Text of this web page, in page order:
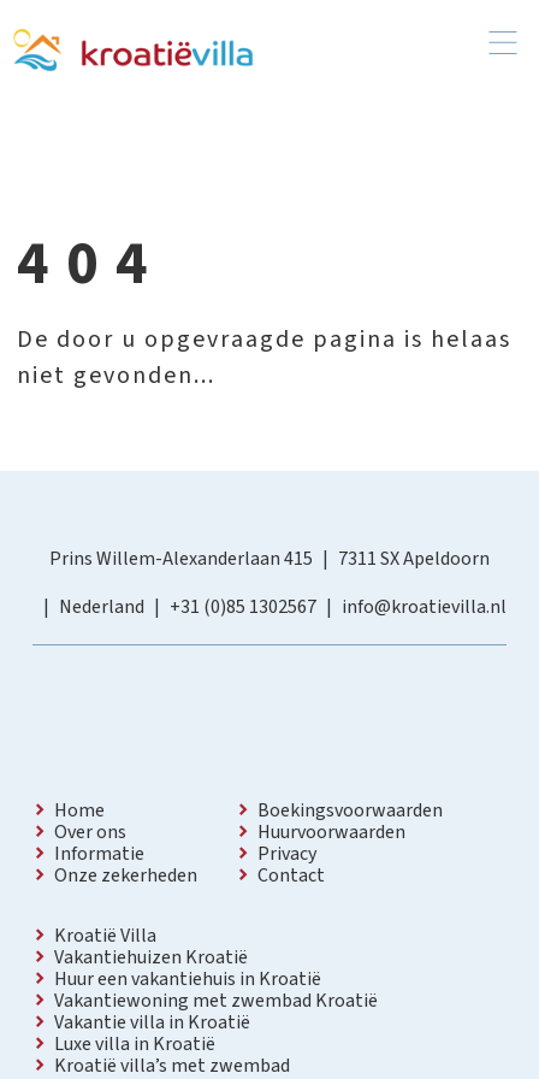
404
De door u opgevraagde pagina is helaas
niet gevonden...
Prins Willem-Alexanderlaan 415
7311 SX Apeldoorn
Nederland
+31 (0)85 1302567 info@kroatievilla.nl
Home
Over ons
Informatie
Onze zekerheden
Boekingsvoorwaarden
Huurvoorwaarden
Privacy
Contact
Kroatië Villa
Vakantiehuizen Kroatië
Huur een vakantiehuis in Kroatië
Vakantiewoning met zwembad Kroatië
Vakantie villa in Kroatië
Luxe villa in Kroatië
Kroatië villa’s met zwembad